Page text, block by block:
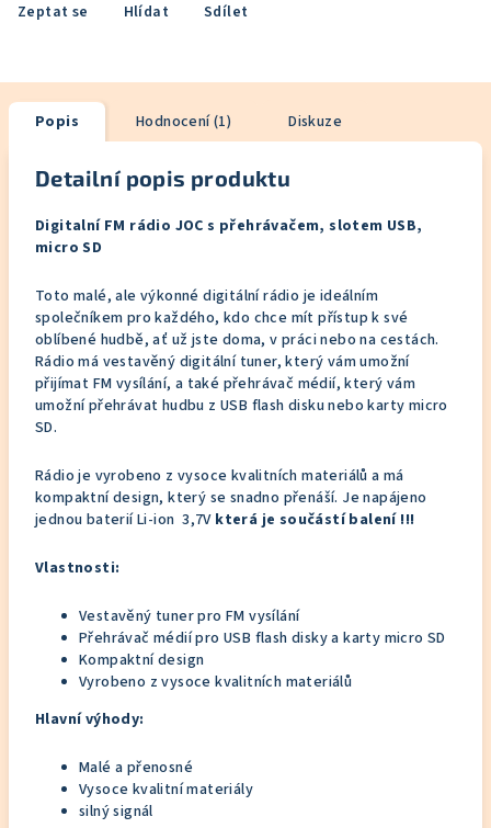
Zeptat se Hlídat Sdílet
Popis Hodnocení (1) Diskuze
Detailní popis produktu
Digitalní FM rádio JOC s přehrávačem, slotem USB,
micro SD
Toto malé, ale výkonné digitální rádio je ideálním
společníkem pro každého, kdo chce mít přístup k své
oblíbené hudbě, ať už jste doma, v práci nebo na cestách.
Rádio má vestavěný digitální tuner, který vám umožní
přijímat FM vysílání, a také přehrávač médií, který vám
umožní přehrávat hudbu z USB flash disku nebo karty micro
SD.
Rádio je vyrobeno z vysoce kvalitních materiálů a má
kompaktní design, který se snadno přenáší. Je napájeno
jednou baterií Li-ion 3,7V která je součástí balení !!!
Vlastnosti:
Vestavěný tuner pro FM vysílání
Přehrávač médií pro USB flash disky a karty micro SD
Kompaktní design
Vyrobeno z vysoce kvalitních materiálů
Hlavní výhody:
Malé a přenosné
Vysoce kvalitní materiály
silný signál